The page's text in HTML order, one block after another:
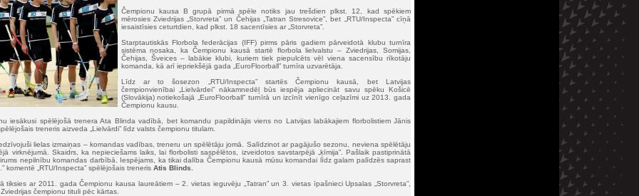
Čempionu kausa B grupā pirmā spēle notiks jau trešdien plkst. 12, kad spēkiem
mērosies Zviedrijas „Storvreta” un Čehijas „Tatran Stresovice”, bet „RTU/Inspecta” cīņā
iesaistīsies ceturtdien, kad plkst. 18 sacentīsies ar „Storvreta”.
Starptautiskās Florbola federācijas (IFF) pirms pāris gadiem pārveidotā klubu turnīra
sistēma nosaka, ka Čempionu kausā startē florbola lielvalstu – Zviedrijas, Somijas,
Čehijas, Šveices – labākie klubi, kuriem tiek piepulcēts vēl viena sacensību rīkotāju
komanda, kā arī iepriekšējā gada „EuroFloorball” turnīra uzvarētāja.
Līdz ar to šosezon „RTU/Inspecta” startēs Čempionu kausā, bet Latvijas
čempionvienībai „Lielvārdei” nākamnedēļ būs iespēja apliecināt savu spēku Košicē
(Slovākija) notiekošajā „EuroFloorball” turnīrā un izcīnīt vienīgo ceļazīmi uz 2013. gada
Čempionu kausu.
iesākusi spēlējošā trenera Ata Blinda vadībā, bet komandu papildinājis viens no Latvijas labākajiem florbolistiem Jānis
treneris aizveda „Lielvārdi” līdz valsts čempionu titulam.
lielas izmaiņas – komandas vadības, treneru un spēlētāju jomā. Salīdzinot ar pagājušo sezonu, neviena spēlētāju
virknējumā. Skaidrs, ka nepieciešams laiks, lai florbolisti saspēlētos, izveidotos savstarpējā „ķīmija”. Pašlaik pastiprinātā
nepilnību komandas darbībā. Iespējams, ka tikai dalība Čempionu kausā mūsu komandai līdz galam palīdzēs saprast
komentē „RTU/Inspecta” spēlējošais treneris Atis Blinds.
tiksies ar 2011. gada Čempionu kausa laureātiem – 2. vietas ieguvēju „Tatran” un 3. vietas īpašnieci Upsalas „Storvreta”,
čempionu tituli pēc kārtas.